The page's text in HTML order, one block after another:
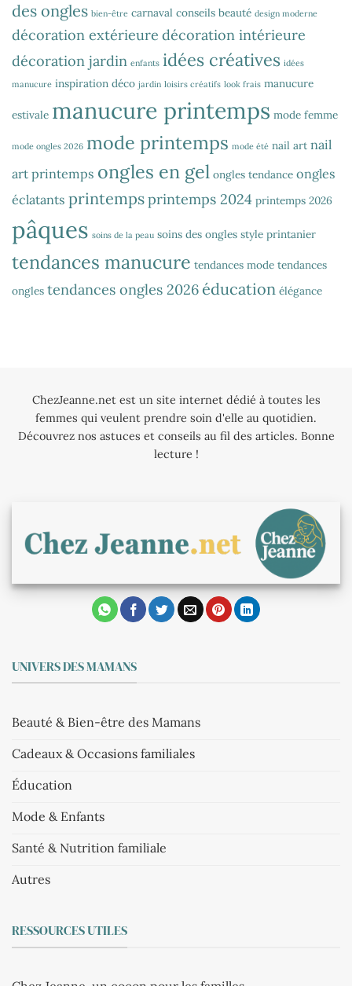
des ongles bien-être carnaval conseils beauté design moderne
décoration extérieure décoration intérieure
décoration jardin enfants idées créatives idées
manucure inspiration déco jardin loisirs créatifs look frais manucure
estivale manucure printemps mode femme
mode ongles 2026 mode printemps mode été nail art nail
art printemps ongles en gel ongles tendance ongles
éclatants printempsprintemps 2024 printemps 2026
pâques soins de la peau soins des ongles style printanier
tendances manucure tendances mode tendances
ongles tendances ongles 2026 éducation élégance
ChezJeanne.net est un site internet dédié à toutes les
femmes qui veulent prendre soin d'elle au quotidien.
Découvrez nos astuces et conseils au fil des articles. Bonne
lecture !
UNIVERS DES MAMANS
Beauté & Bien-être des Mamans
Cadeaux & Occasions familiales
Éducation
Mode & Enfants
Santé & Nutrition familiale
Autres
RESSOURCES UTILES